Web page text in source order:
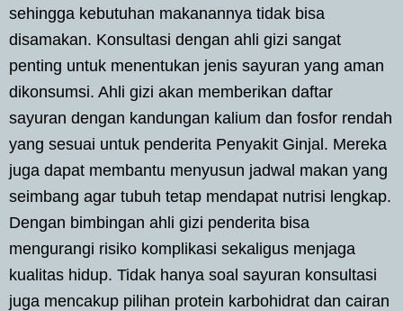
sehingga kebutuhan makanannya tidak bisa
disamakan. Konsultasi dengan ahli gizi sangat
penting untuk menentukan jenis sayuran yang aman
dikonsumsi. Ahli gizi akan memberikan daftar
sayuran dengan kandungan kalium dan fosfor rendah
yang sesuai untuk penderita Penyakit Ginjal. Mereka
juga dapat membantu menyusun jadwal makan yang
seimbang agar tubuh tetap mendapat nutrisi lengkap.
Dengan bimbingan ahli gizi penderita bisa
mengurangi risiko komplikasi sekaligus menjaga
kualitas hidup. Tidak hanya soal sayuran konsultasi
juga mencakup pilihan protein karbohidrat dan cairan